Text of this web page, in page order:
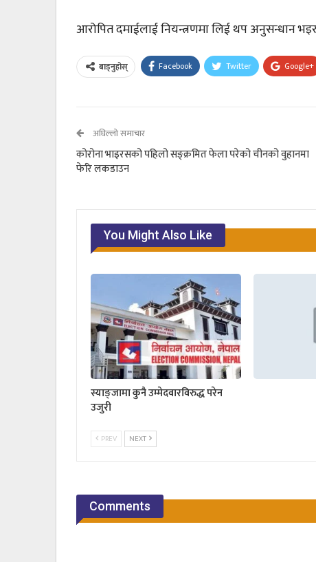
आरोपित दमाईलाई नियन्त्रणमा लिई थप अनुसन्धान
बाड्नुहोस् Facebook Twitter Google+
अघिल्लो समाचार
कोरोना भाइरसको पहिलो सङ्क्रमित फेला परेको चीनको वुहानमा
फेरि लकडाउन
You Might Also Like
स्याङ्जामा कुनै उम्मेदवारविरुद्ध परेन
उजुरी
PREV NEXT
Comments